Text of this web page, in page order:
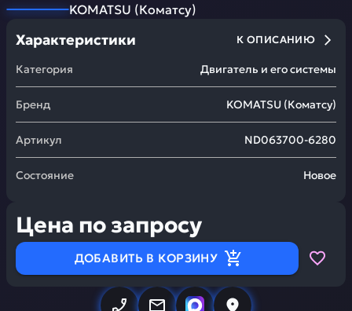
KOMATSU (Коматсу)
Характеристики К ОПИСАНИЮ
Категория Двигатель и его системы
Бренд KOMATSU (Коматсу)
Артикул ND063700-6280
Состояние Новое
Цена по запросу
ДОБАВИТЬ В КОРЗИНУ